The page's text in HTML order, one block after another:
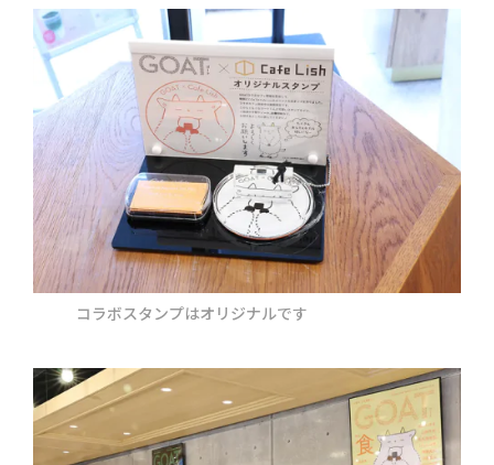
コラボスタンプはオリジナルです